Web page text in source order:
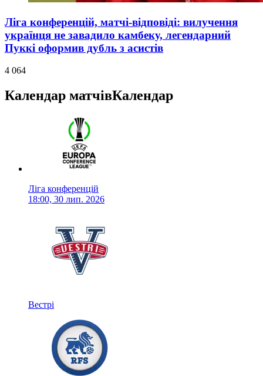
Ліга конференцій, матчі-відповіді: вилучення
українця не завадило камбеку, легендарний
Пуккі оформив дубль з асистів
4 064
Календар матчівКалендар
Ліга конференцій
18:00, 30 лип. 2026
Вестрі